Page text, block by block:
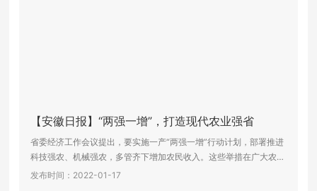
【安徽日报】“两强一增”，打造现代农业强省
省委经济工作会议提出，要实施一产“两强一增”行动计划，部署推进
科技强农、机械强农，多管齐下增加农民收入。这些举措在广大农业
农村干部和农业企业中引发强烈反响。
发布时间：2022-01-17